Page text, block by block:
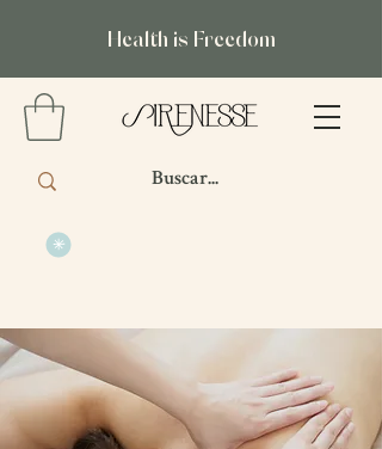
Health is Freedom